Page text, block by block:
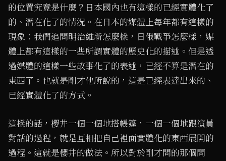
的位置究竟是什麼？日本國內也有這樣的已經實體化了
的、潛在化了的情況。在日本的媒體上每年都有這樣的
現象：我們追問明治維新怎麼樣，日俄戰爭怎麼樣，媒
體上都有這樣的一些所謂實體的歷史化的描述。但是透
過媒體的這樣一些故事化了的表述，已經不算是潛在的
東西了。也就是剛才他所說的，這是已經表達出來的、
已經實體化了的方式。
這樣的話，櫻井一個一個地搭帳篷，一個一個地跟演員
對話的過程，就是互相把自己裡面實體化的東西展開的
過程。這就是櫻井的做法。所以對於剛才問的那個問